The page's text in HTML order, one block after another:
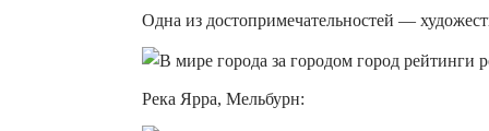
Одна из достопримечательностей —
Река Ярра, Мельбурн: